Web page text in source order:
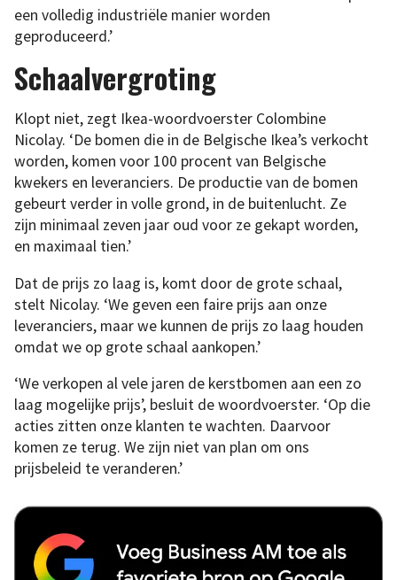
een volledig industriële manier worden
geproduceerd.’
Schaalvergroting
Klopt niet, zegt Ikea-woordvoerster Colombine
Nicolay. ‘De bomen die in de Belgische Ikea’s verkocht
worden, komen voor 100 procent van Belgische
kwekers en leveranciers. De productie van de bomen
gebeurt verder in volle grond, in de buitenlucht. Ze
zijn minimaal zeven jaar oud voor ze gekapt worden,
en maximaal tien.’
Dat de prijs zo laag is, komt door de grote schaal,
stelt Nicolay. ‘We geven een faire prijs aan onze
leveranciers, maar we kunnen de prijs zo laag houden
omdat we op grote schaal aankopen.’
‘We verkopen al vele jaren de kerstbomen aan een zo
laag mogelijke prijs’, besluit de woordvoerster. ‘Op die
acties zitten onze klanten te wachten. Daarvoor
komen ze terug. We zijn niet van plan om ons
prijsbeleid te veranderen.’